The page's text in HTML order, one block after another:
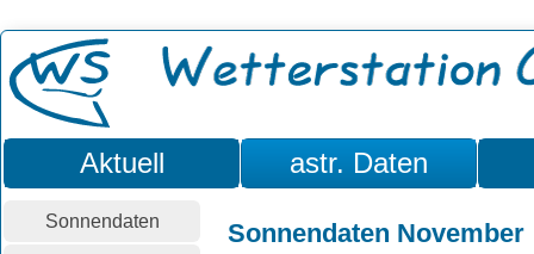
Aktuell astr. Daten
Sonnendaten Sonnendaten November